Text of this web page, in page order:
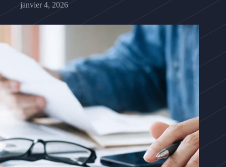
janvier 4, 2026